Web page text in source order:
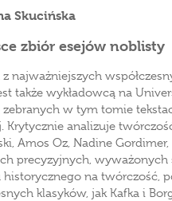
Skucińska
zbiór esejów noblisty
z najważniejszych
także wykładowcą na
w tym tomie
analizuje
Amos Oz, Nadine
precyzyjnych,
na twórczość,
klasyków, jak Kafka i